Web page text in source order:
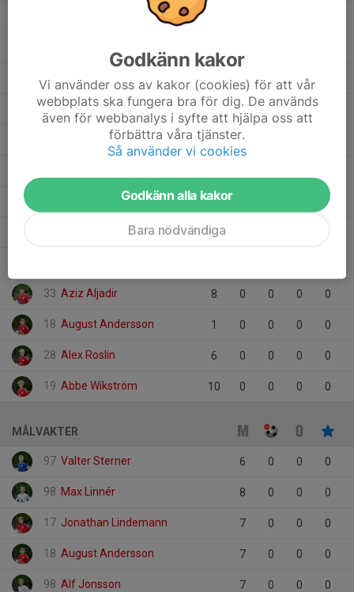
Jonathan Lindemann
Ivar Takac
30 Gustav Forsberg 7 0 0 0
Fred Andersson 7 0
Eddie Smedberg 9 0
8
33 Aziz Aljadir 8 0 0 0 0
18 August Andersson 1 0 0 0 0
28 Alex Roslin 6 0 0 0 0
19 Abbe Wikström 10 0 0 0 0
MÅLVAKTER
97 Valter Sterner 6 0 0 0
98 Max Linnér 8 0 0 0
17 Jonathan Lindemann 7 0 0 0
18 August Andersson 7 0 0 0
98 Alf Jonsson 7 0 0 0
Godkänn kakor
Vi använder oss av kakor (cookies) för att vår
webbplats ska fungera bra för dig. De används
även för webbanalys i syfte att hjälpa oss att
förbättra våra tjänster.
Så använder vi cookies
Godkänn alla kakor
Bara nödvändiga